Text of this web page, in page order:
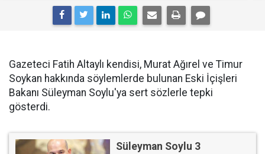
Gazeteci Fatih Altaylı kendisi, Murat Ağırel ve Timur
Soykan hakkında söylemlerde bulunan Eski İçişleri
Bakanı Süleyman Soylu'ya sert sözlerle tepki
gösterdi.
Süleyman Soylu 3